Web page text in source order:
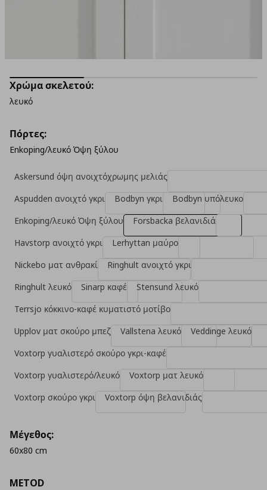
METOD
Χρώμα σκελετού:
λευκό
Πόρτες:
Enkoping/λευκό Όψη ξύλου
Askersund όψη ανοιχτόχρωμης μελιάς
Aspudden ανοιχτό γκρι
Bodbyn γκρι
Bodbyn υπόλευκο
Enkoping/λευκό Όψη ξύλου
Forsbacka βελανιδιά
Havstorp ανοιχτό γκρι
Lerhyttan μαύρο
Nickebo ματ ανθρακί
Ringhult ανοιχτό γκρι
Ringhult λευκό
Sinarp καφέ
Stensund λευκό
Terrsjo κόκκινο-καφέ κυματιστό μοτίβο
Upplov ματ σκούρο μπεζ
Vallstena λευκό
Veddinge λευκό
Voxtorp γυαλιστερό σκούρο γκρι-καφέ
Voxtorp γυαλιστερό/λευκό
Voxtorp ματ λευκό
Voxtorp σκούρο γκρι
Voxtorp όψη βελανιδιάς
Μέγεθος:
60x80 cm